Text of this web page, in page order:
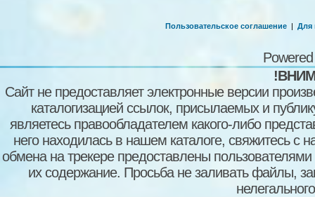
Пользовательское соглашение | Для
Сайт не предоставляет электронные версии
каталогизацией ссылок, присылаемых и
являетесь правообладателем какого-либо
него находилась в нашем каталоге, свяжитесь
обмена на трекере предоставлены пользователями
их содержание. Просьба не заливать файлы,